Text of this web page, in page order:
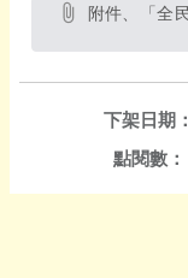
下架日期：
點閱數：